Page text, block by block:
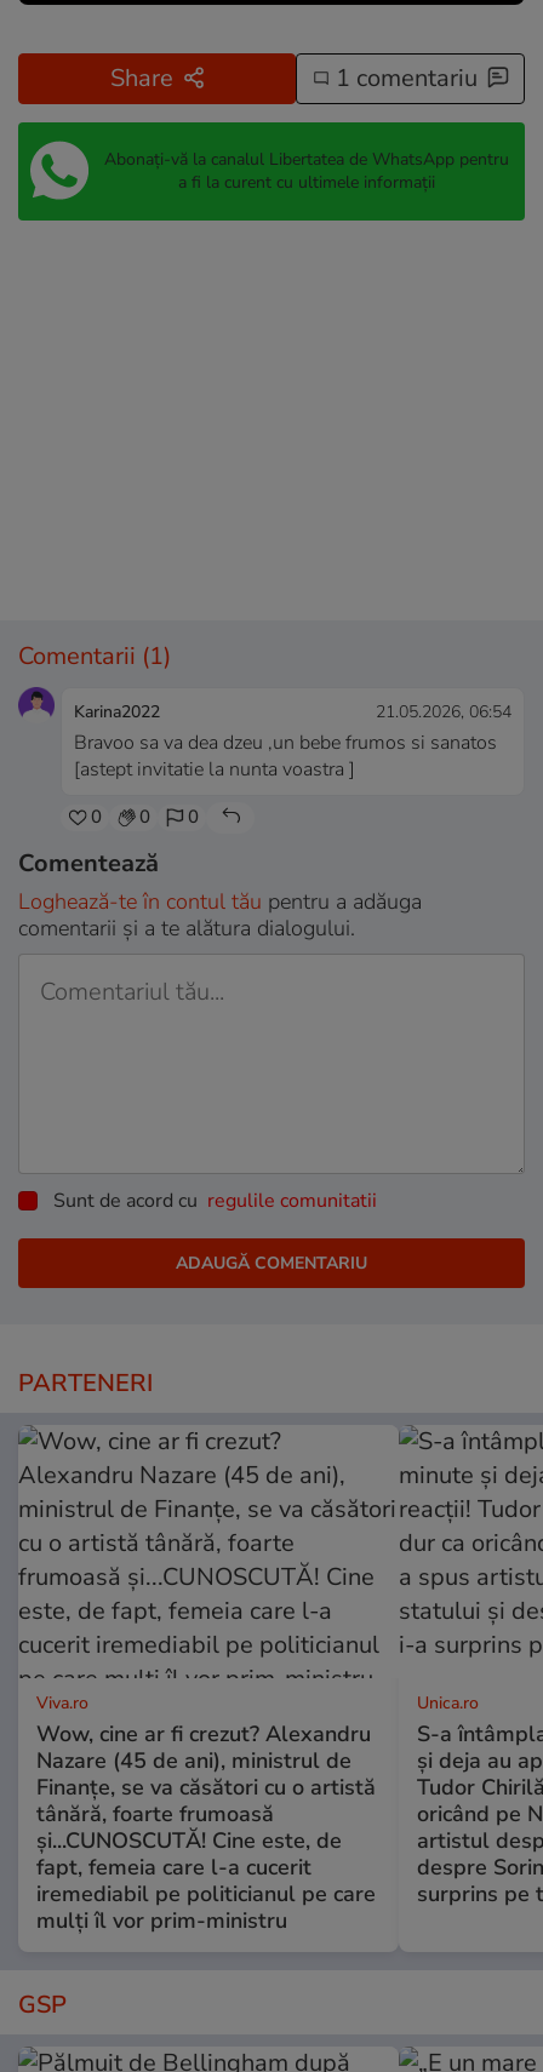
Share 1 comentariu
Abonați-vă la canalul Libertatea de WhatsApp pentru
a fi la curent cu ultimele informații
Comentarii (1)
Karina2022 21.05.2026, 06:54
Bravoo sa va dea dzeu ,un bebe frumos si sanatos
[astept invitatie la nunta voastra ]
0 0 0
Comentează
Loghează-te în contul tău pentru a adăuga
comentarii și a te alătura dialogului.
Sunt de acord cu regulile comunitatii
PARTENERI
Viva.ro
Wow, cine ar fi crezut? Alexandru
Nazare (45 de ani), ministrul de
Finanțe, se va căsători cu o artistă
tânără, foarte frumoasă
și...CUNOSCUTĂ! Cine este, de
fapt, femeia care l-a cucerit
iremediabil pe politicianul pe care
mulți îl vor prim-ministru
Unica.ro
S-a
și deja au
Tudor
oricând pe
artistul
despre
surprins pe
GSP